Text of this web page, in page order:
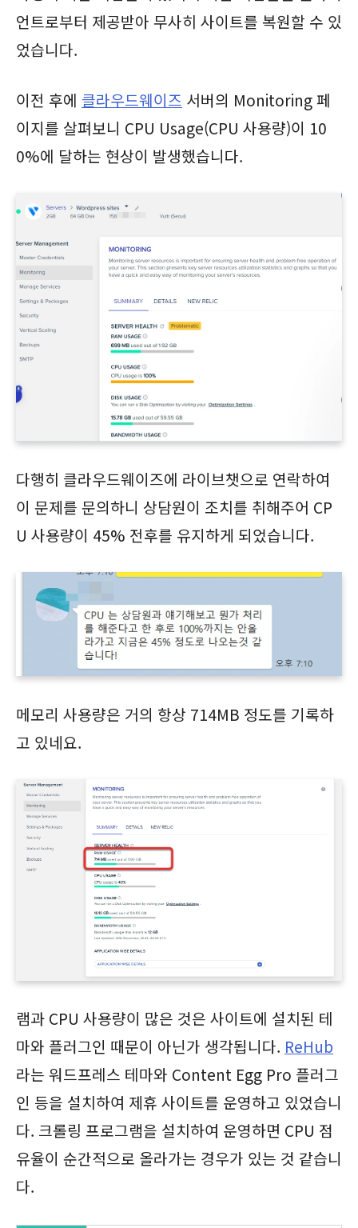
언트로부터 제공받아 무사히 사이트를 복원할 수 있
었습니다.
이전 후에 클라우드웨이즈 서버의 Monitoring 페
이지를 살펴보니 CPU Usage(CPU 사용량)이 10
0%에 달하는 현상이 발생했습니다.
다행히 클라우드웨이즈에 라이브챗으로 연락하여
이 문제를 문의하니 상담원이 조치를 취해주어 CP
U 사용량이 45% 전후를 유지하게 되었습니다.
메모리 사용량은 거의 항상 714MB 정도를 기록하
고 있네요.
램과 CPU 사용량이 많은 것은 사이트에 설치된 테
마와 플러그인 때문이 아닌가 생각됩니다. ReHub
라는 워드프레스 테마와 Content Egg Pro 플러그
인 등을 설치하여 제휴 사이트를 운영하고 있었습니
다. 크롤링 프로그램을 설치하여 운영하면 CPU 점
유율이 순간적으로 올라가는 경우가 있는 것 같습니
다.